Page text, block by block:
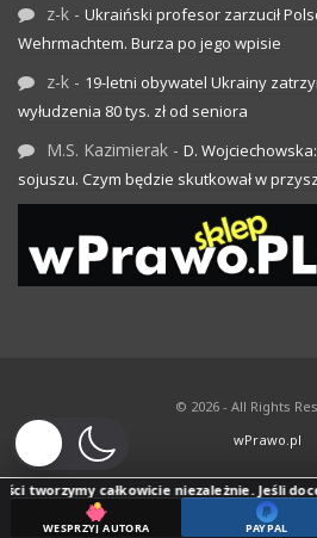
z-k - Ukraiński profesor zarzucił
Wehrmachtem. Burza po jego wpisie
z-k - 19-letni obywatel Ukrainy
wyłudzenia 80 tys. zł od seniora
M.S. Kazimierak - D.
sojuszu. Czym będzie skutkował w
© 2026 - All Rights
wPrawo.pl
tworzymy całkowicie niezależnie. Jeśli
WESPRZYJ AUTORA PAYPAL